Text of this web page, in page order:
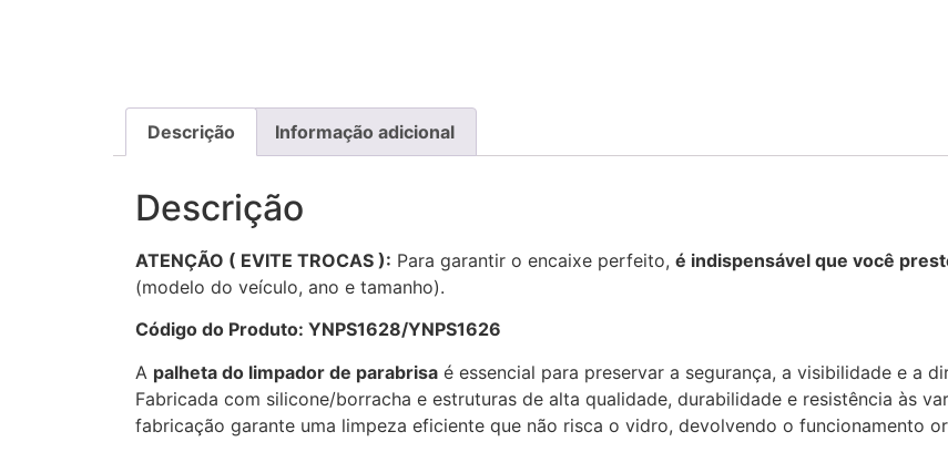
Descrição Informação adicional
Descrição
ATENÇÃO ( EVITE TROCAS ): Para garantir o encaixe perfeito, é indispensável que você
(modelo do veículo, ano e tamanho).
Código do Produto: YNPS1628/YNPS1626
A palheta do limpador de parabrisa é essencial para preservar a segurança, a visibilidade e a
Fabricada com silicone/borracha e estruturas de alta qualidade, durabilidade e resistência às
fabricação garante uma limpeza eficiente que não risca o vidro, devolvendo o funcionamento